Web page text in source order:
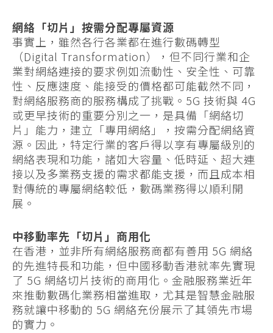
網絡「切片」按需分配專屬資源
事實上，雖然各行各業都在進行數碼轉型
（Digital Transformation），但不同行業和企
業對網絡連接的要求例如流動性、安全性、可靠
性、反應速度、能接受的價格都可能截然不同，
對網絡服務商的服務構成了挑戰。5G 技術與 4G
或更早技術的重要分別之一，是具備「網絡切
片」能力，建立「專用網絡」，按需分配網絡資
源。因此，特定行業的客戶得以享有專屬級別的
網絡表現和功能，諸如大容量、低時延、超大連
接以及多業務支援的需求都能支援，而且成本相
對傳統的專屬網絡較低，數碼業務得以順利開
展。
中移動率先「切片」商用化
在香港，並非所有網絡服務商都有善用 5G 網絡
的先進特長和功能，但中國移動香港就率先實現
了 5G 網絡切片技術的商用化。金融服務業近年
來推動數碼化業務相當進取，尤其是智慧金融服
務就讓中移動的 5G 網絡充份展示了其領先市場
的實力。